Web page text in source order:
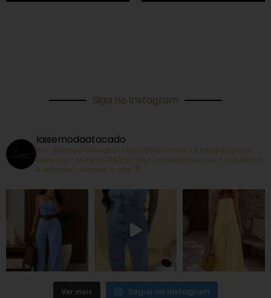
Siga no Instagram
laisemodaatacado
Por @laiseoliveirass • Loja 100% online • Atacado para
revenda • Mínimo R$250,00 • Entregamos por todo Brasil
e exterior • Acesse o site
Ver mais Seguir no Instagram